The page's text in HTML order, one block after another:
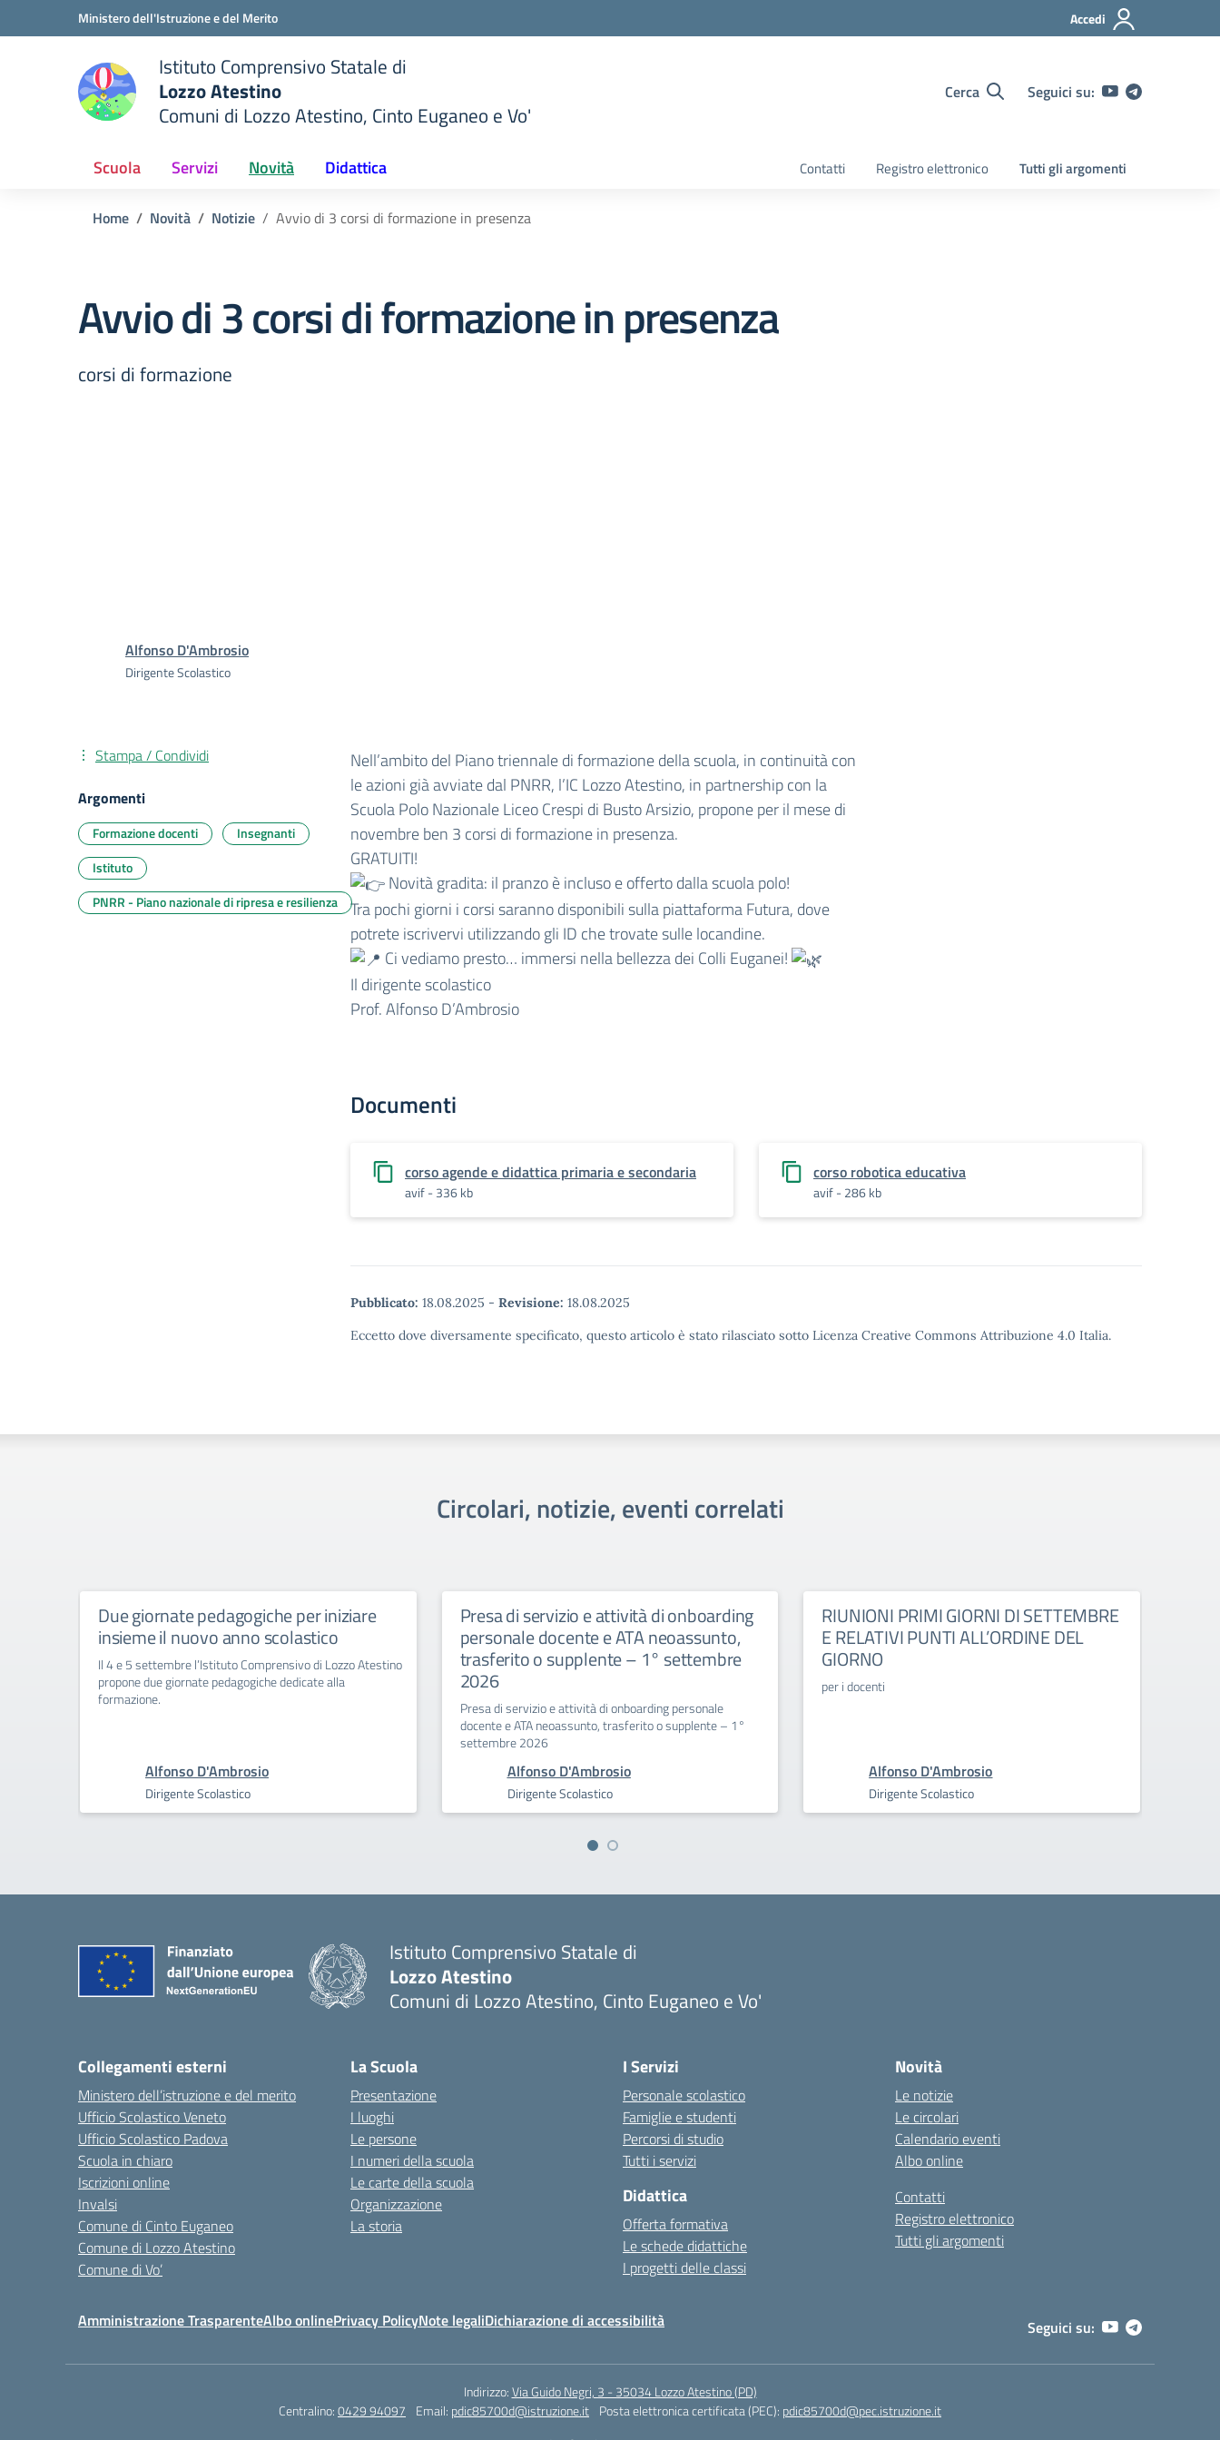
Vai ai contenuti
Vai al menu di navigazioneMinistero dell'Istruzione e del Merito Accedi
Istituto Comprensivo Statale di
Lozzo Atestino
Comuni di Lozzo Atestino, Cinto Euganeo e Vo'
Cerca Seguici su:
Scuola Servizi Novità Didattica Contatti Registro elettronico Tutti gli argomenti
Home Novità Notizie Avvio di 3 corsi di formazione in presenza
Avvio di 3 corsi di formazione in presenza
corsi di formazione
Alfonso D'Ambrosio
Dirigente Scolastico
Nell’ambito del Piano triennale di formazione della scuola, in continuità con
le azioni già avviate dal PNRR, l’IC Lozzo Atestino, in partnership con la
Scuola Polo Nazionale Liceo Crespi di Busto Arsizio, propone per il mese di
novembre ben 3 corsi di formazione in presenza.
GRATUITI!
Novità gradita: il pranzo è incluso e offerto dalla scuola polo!
Tra pochi giorni i corsi saranno disponibili sulla piattaforma Futura, dove
potrete iscrivervi utilizzando gli ID che trovate sulle locandine.
Ci vediamo presto… immersi nella bellezza dei Colli Euganei!
Il dirigente scolastico
Prof. Alfonso D’Ambrosio
Documenti
corso agende e didattica primaria e secondaria
avif - 336 kb
corso robotica educativa
avif - 286 kb
Pubblicato: 18.08.2025 - Revisione: 18.08.2025
Eccetto dove diversamente specificato, questo articolo è stato rilasciato sotto Licenza Creative Commons Attribuzione 4.0 Italia.
Stampa / Condividi
Argomenti
Formazione docenti
Insegnanti
Istituto
PNRR - Piano nazionale di ripresa e resilienza
Circolari, notizie, eventi correlati
Due giornate pedagogiche per iniziare
insieme il nuovo anno scolastico
Il 4 e 5 settembre l’Istituto Comprensivo di Lozzo Atestino
propone due giornate pedagogiche dedicate alla
formazione.
Alfonso D'Ambrosio
Dirigente Scolastico
Presa di servizio e attività di onboarding
personale docente e ATA neoassunto,
trasferito o supplente – 1° settembre
2026
Presa di servizio e attività di onboarding personale
docente e ATA neoassunto, trasferito o supplente – 1°
settembre 2026
Alfonso D'Ambrosio
Dirigente Scolastico
RIUNIONI PRIMI GIORNI DI SETTEMBRE
E RELATIVI PUNTI ALL’ORDINE DEL
GIORNO
per i docenti
Alfonso D'Ambrosio
Dirigente Scolastico
Istituto Comprensivo Statale di
Lozzo Atestino
Comuni di Lozzo Atestino, Cinto Euganeo e Vo'
Collegamenti esterni
Ministero dell’istruzione e del merito
Ufficio Scolastico Veneto
Ufficio Scolastico Padova
Scuola in chiaro
Iscrizioni online
Invalsi
Comune di Cinto Euganeo
Comune di Lozzo Atestino
Comune di Vo’
La Scuola
Presentazione
I luoghi
Le persone
I numeri della scuola
Le carte della scuola
Organizzazione
La storia
I Servizi
Personale scolastico
Famiglie e studenti
Percorsi di studio
Tutti i servizi
Didattica
Offerta formativa
Le schede didattiche
I progetti delle classi
Novità
Le notizie
Le circolari
Calendario eventi
Albo online
Contatti
Registro elettronico
Tutti gli argomenti
Amministrazione TrasparenteAlbo onlinePrivacy PolicyNote legaliDichiarazione di accessibilità Seguici su:
Indirizzo:Via Guido Negri, 3 - 35034 Lozzo Atestino (PD)
Centralino:0429 94097 Email: pdic85700d@istruzione.it Posta elettronica certificata (PEC): pdic85700d@pec.istruzione.it